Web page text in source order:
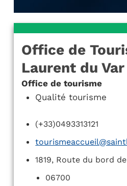
Office de
Laurent du Var
Office de tourisme
Qualité tourisme
(+33)0493313121
1819, Route du bord
06700